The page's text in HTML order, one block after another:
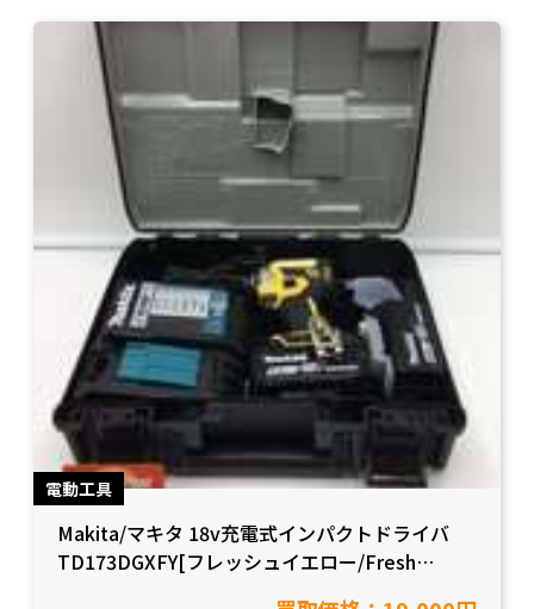
電動工具
Makita/マキタ 18v充電式インパクトドライバ
TD173DGXFY[フレッシュイエロー/Fresh